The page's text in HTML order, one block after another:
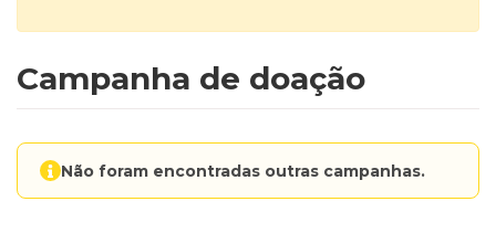
Campanha de doação
Não foram encontradas outras campanhas.